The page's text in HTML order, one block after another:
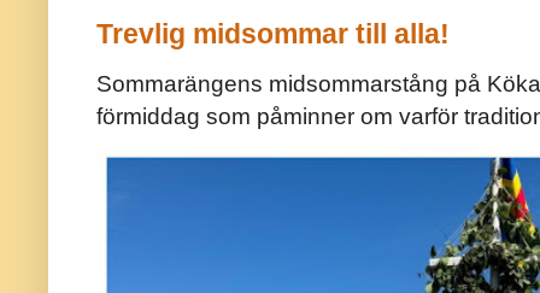
Trevlig midsommar till alla!
Sommarängens midsommarstång på
förmiddag som påminner om varför